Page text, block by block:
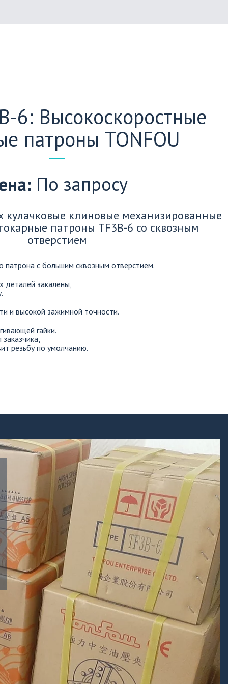
6: Высокоскоростные
патроны TONFOU
По запросу
кулачковые клиновые механизированные
патроны TF3B-6 со сквозным
отверстием
патрона с большим сквозным отверстием.
деталей закалены,
и высокой зажимной точности.
гайки.
резьбу по умолчанию.